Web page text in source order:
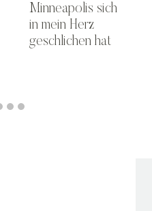
Minneapolis sich
in mein Herz
geschlichen hat